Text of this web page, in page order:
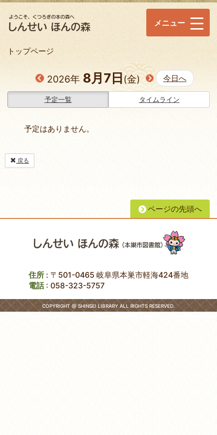
メニュー
トップページ
2026年8月7日(金) 今日へ
予定一覧 タイムライン
予定はありません。
戻る
ページの先頭へ
住所 : 〒501-0465 岐阜県本巣市軽海424番地
電話: 058-323-5757
COPYRIGHT @ SHINSEI LIBRARY ALL RIGHTS RESERVED.